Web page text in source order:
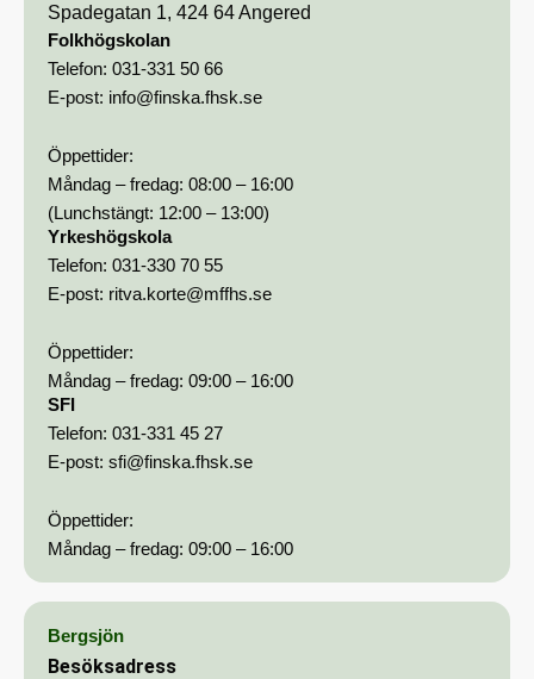
Spadegatan 1, 424 64 Angered
Folkhögskolan
Telefon: 031-331 50 66
E-post: info@finska.fhsk.se
Öppettider:
Måndag – fredag: 08:00 – 16:00
(Lunchstängt: 12:00 – 13:00)
Yrkeshögskola
Telefon: 031-330 70 55
E-post: ritva.korte@mffhs.se
Öppettider:
Måndag – fredag: 09:00 – 16:00
SFI
Telefon: 031-331 45 27
E-post: sfi@finska.fhsk.se
Öppettider:
Måndag – fredag: 09:00 – 16:00
Bergsjön
Besöksadress